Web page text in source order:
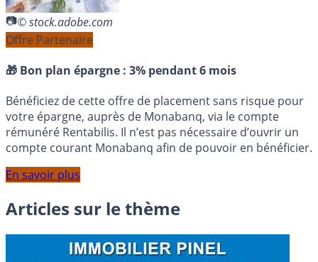
© stock.adobe.com
Offre Partenaire
🎁 Bon plan épargne : 3% pendant 6 mois
Bénéficiez de cette offre de placement sans risque pour
votre épargne, auprès de Monabanq, via le compte
rémunéré Rentabilis. Il n’est pas nécessaire d’ouvrir un
compte courant Monabanq afin de pouvoir en bénéficier.
En savoir plus
Articles sur le thème